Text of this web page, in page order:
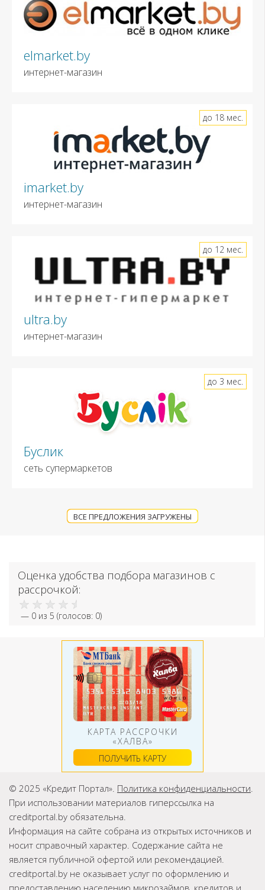
elmarket.by
интернет-магазин
imarket.by
интернет-магазин
до 18 мес.
ultra.by
интернет-магазин
до 12 мес.
Буслик
сеть супермаркетов
до 3 мес.
ВСЕ ПРЕДЛОЖЕНИЯ ЗАГРУЖЕНЫ
Оценка удобства подбора магазинов с
рассрочкой:
— 0 из 5 (голосов: 0)
КАРТА РАССРОЧКИ
«ХАЛВА»
ПОЛУЧИТЬ КАРТУ
© 2025 «Кредит Портал». Политика конфиденциальности
При использовании материалов гиперссылка на
creditportal.by обязательна.
Информация на сайте собрана из открытых источников и
носит справочный характер. Содержание сайта не
является публичной офертой или рекомендацией.
creditportal.by не оказывает услуг по оформлению и
предоставлению населению микрозаймов, кредитов и